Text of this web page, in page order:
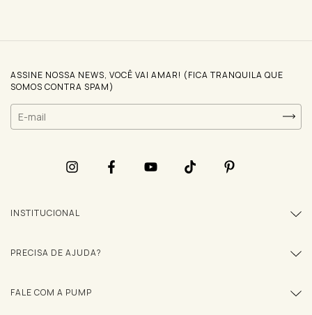
ASSINE NOSSA NEWS, VOCÊ VAI AMAR! (FICA TRANQUILA QUE
SOMOS CONTRA SPAM)
INSTITUCIONAL
PRECISA DE AJUDA?
FALE COM A PUMP